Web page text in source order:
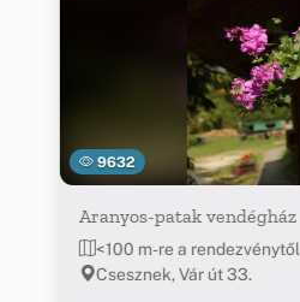
9632
Aranyos-patak vendégház
<100 m-re a rendezvénytől
Csesznek, Vár út 33.